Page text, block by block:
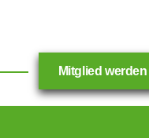
Mitglied werden